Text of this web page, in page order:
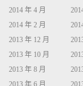
2014 年 4 月
2014 年 2 月
2013 年 12 月
2013 年 10 月
2013 年 8 月
2013 年 6 月